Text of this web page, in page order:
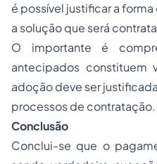
é possível justificar a
a solução que será
O importante é
antecipados constituem
adoção deve ser
processos de contratação.
Conclusão
Conclui-se que o